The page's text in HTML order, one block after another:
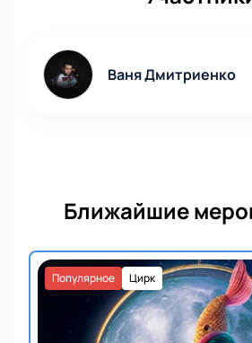
Ваня Дмитриенко
Ближайшие
Цирк
Популярное